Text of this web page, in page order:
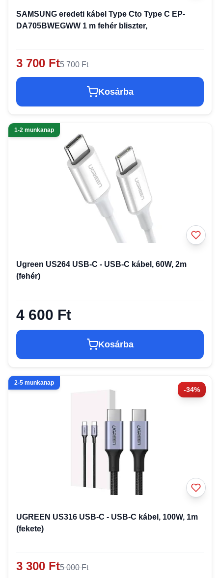
SAMSUNG eredeti kábel Type Cto Type C EP-
DA705BWEGWW 1 m fehér bliszter,
3 700 Ft5 700 Ft
Kosárba
1-2 munkanap
Ugreen US264 USB-C - USB-C kábel, 60W, 2m
(fehér)
4 600 Ft
Kosárba
-34%
2-5 munkanap
UGREEN US316 USB-C - USB-C kábel, 100W, 1m
(fekete)
3 300 Ft5 000 Ft